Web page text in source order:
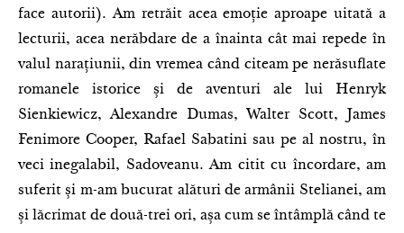
face autorii). Am retrăit acea emoție aproape uitată a
lecturii, acea nerăbdare de a înainta cât mai repede în
valul narațiunii, din vremea când citeam pe nerăsuflate
romanele istorice și de aventuri ale lui Henryk
Sienkiewicz, Alexandre Dumas, Walter Scott, James
Fenimore Cooper, Rafael Sabatini sau pe al nostru, în
veci inegalabil, Sadoveanu. Am citit cu încordare, am
suferit și m-am bucurat alături de armânii Stelianei, am
și lăcrimat de două-trei ori, așa cum se întâmplă când te